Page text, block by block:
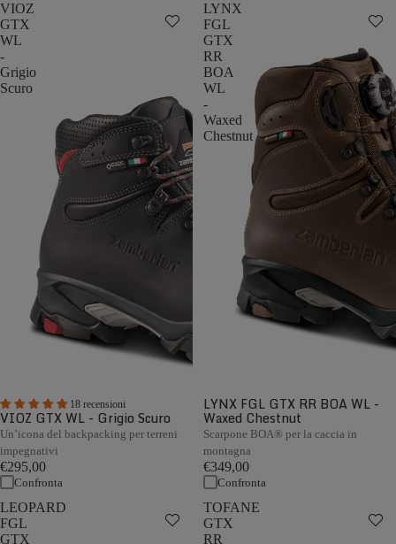
VIOZ
GTX
WL
-
Grigio
Scuro
18 recensioni
VIOZ GTX WL - Grigio Scuro
Un’icona del backpacking per terreni
impegnativi
€295,00
Confronta
LYNX
FGL
GTX
RR
BOA
WL
-
Waxed
Chestnut
LYNX FGL GTX RR BOA WL -
Waxed Chestnut
Scarpone BOA® per la caccia in
montagna
€349,00
Confronta
LEOPARD
FGL
GTX
TOFANE
GTX
RR